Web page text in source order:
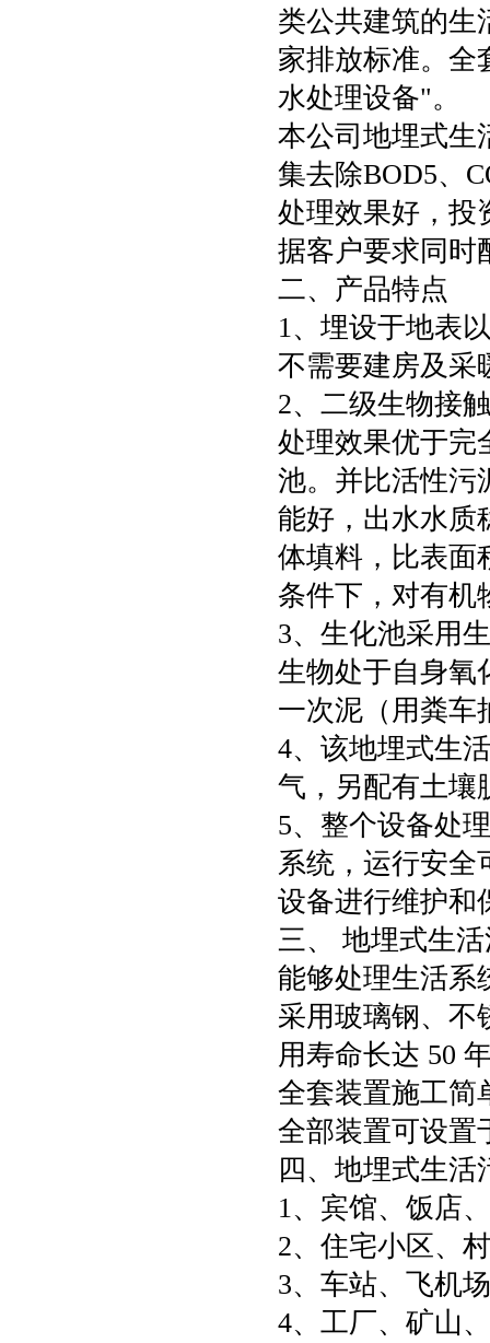
类公共建筑的生
家排放标准。全
水处理设备"。
本公司地埋式生
集去除BOD5、
处理效果好，投
据客户要求同时
二、产品特点
1、埋设于地表
不需要建房及采
2、二级生物接
处理效果优于完
池。并比活性污
能好，出水水质
体填料，比表面
条件下，对有机
3、生化池采用
生物处于自身氧
一次泥（用粪车
4、该地埋式生
气，另配有土壤
5、整个设备处
系统，运行安全
设备进行维护和
三、 地埋式生
能够处理生活系
采用玻璃钢、不
用寿命长达 50
全套装置施工简
全部装置可设置
四、地埋式生
1、宾馆、饭店
2、住宅小区、
3、车站、飞机
4、工厂、矿山